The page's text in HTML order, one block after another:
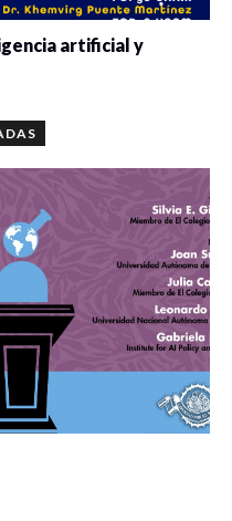
artificial y